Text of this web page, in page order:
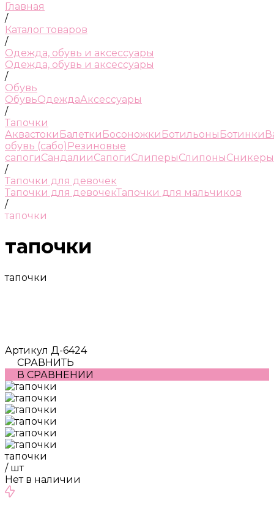
Главная
/
Каталог товаров
/
Одежда, обувь и аксессуары
Одежда, обувь и аксессуары
/
Обувь
ОбувьОдеждаАксессуары
/
Тапочки
Аквастоки Балетки Босоножки Ботильоны Ботинки
обувь (сабо) Резиновые
сапогиСандалииСапогиСлиперыСлипоныСникеры
/
Тапочки для девочек
Тапочки для девочекТапочки для мальчиков
/
тапочки
тапочки
тапочки
Артикул Д-6424
СРАВНИТЬ
В СРАВНЕНИИ
тапочки
/ шт
Нет в наличии